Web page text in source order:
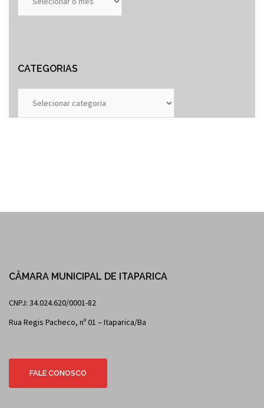
Anteriores
CATEGORIAS
CÂMARA MUNICIPAL DE ITAPARICA
CNPJ: 34.024.620/0001-82
Rua Regis Pacheco, nº 01 – Itaparica/Ba
FALE CONOSCO